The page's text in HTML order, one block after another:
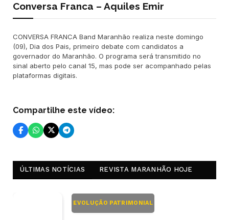
Conversa Franca – Aquiles Emir
CONVERSA FRANCA Band Maranhão realiza neste domingo
(09), Dia dos Pais, primeiro debate com candidatos a
governador do Maranhão. O programa será transmitido no
sinal aberto pelo canal 15, mas pode ser acompanhado pelas
plataformas digitais.
Compartilhe este vídeo:
ÚLTIMAS NOTÍCIAS REVISTA MARANHÃO HOJE
EVOLUÇÃO PATRIMONIAL